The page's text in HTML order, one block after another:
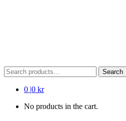
Search
for:
Search
0 |0 kr
No products in the cart.